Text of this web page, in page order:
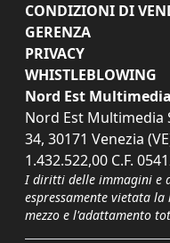
CONDIZIONI DI
GERENZA
PRIVACY
WHISTLEBLOWING
Nord Est
Nord Est Multimedia
34, 30171 Venezia
1.432.522,00 C.F.
I diritti delle immagini e
espressamente vietata
mezzo e l'adattamento